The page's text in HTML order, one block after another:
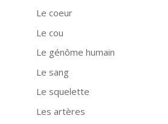
Le coeur
Le cou
Le génôme humain
Le sang
Le squelette
Les artères